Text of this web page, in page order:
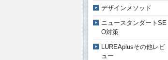
デザインメソッド
ニュースタンダートSE
O対策
LUREAplusその他レビ
ュー